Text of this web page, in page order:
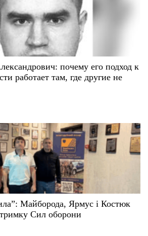
почему его подход к
работает там, где другие не
Майборода, Ярмус і Костюк
Сил оборони